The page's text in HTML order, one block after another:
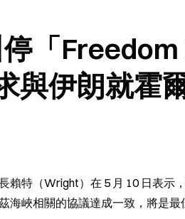
「
與伊朗就霍
賴特（Wright）在 5 月 10 日表示
海峽相關的協議達成一致，將是最